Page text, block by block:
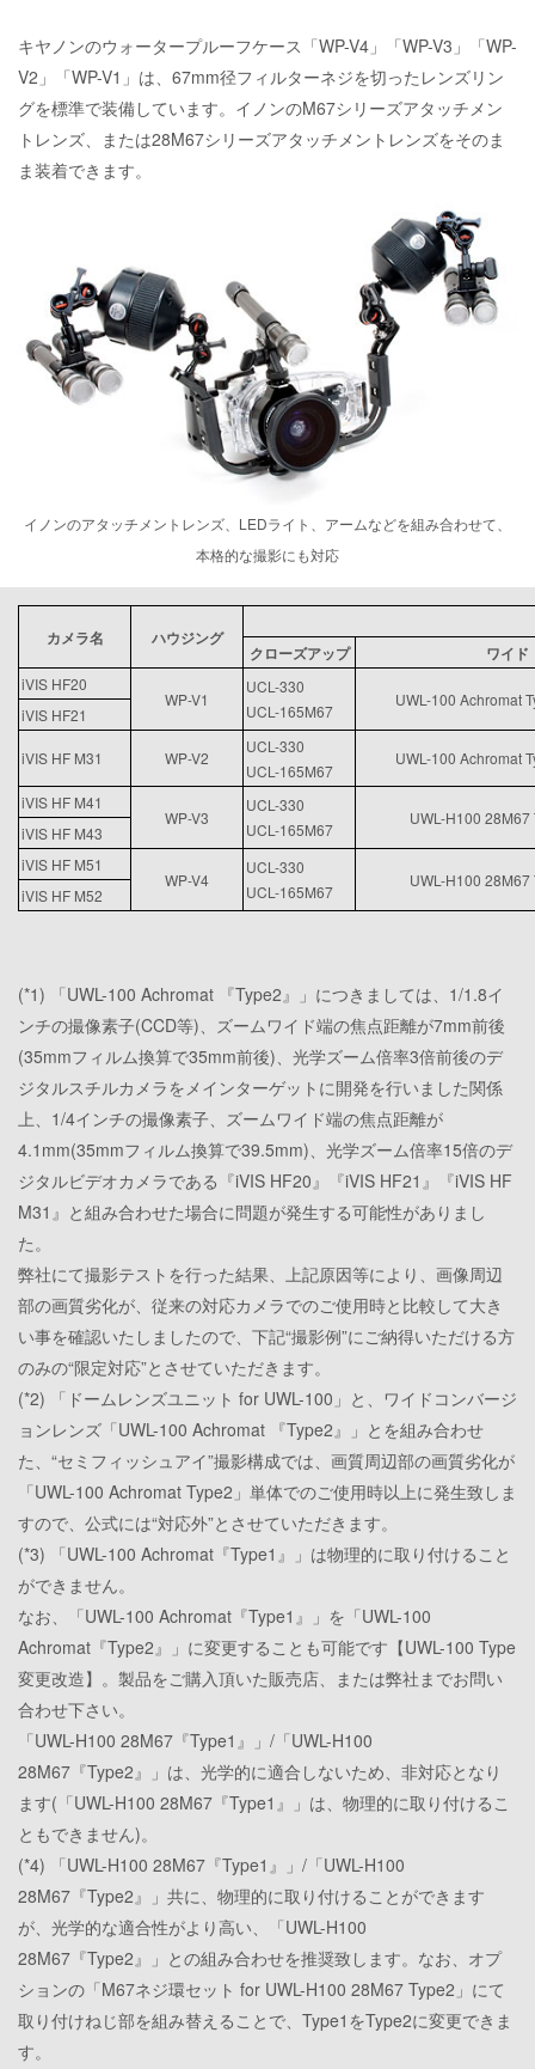
キヤノンのウォータープルーフケース「WP-V4」「WP-V3」「WP-
V2」「WP-V1」は、67mm径フィルターネジを切ったレンズリン
グを標準で装備しています。イノンのM67シリーズアタッチメン
トレンズ、または28M67シリーズアタッチメントレンズをそのま
ま装着できます。
イノンのアタッチメントレンズ、LEDライト、アームなどを組み合わせて、
本格的な撮影にも対応
カメラ名 ハウジング
クローズアップ ワイド
iVIS HF20
WP-V1
UCL-330
UCL-165M67
UWL-100 Achromat
iVIS HF21
iVIS HF M31 WP-V2
UCL-330
UCL-165M67
UWL-100 Achromat
iVIS HF M41
WP-V3
UCL-330
UCL-165M67
UWL-H100
iVIS HF M43
iVIS HF M51
WP-V4
UCL-330
UCL-165M67
UWL-H100
iVIS HF M52
(*1) 「UWL-100 Achromat 『Type2』」につきましては、1/1.8イ
ンチの撮像素子(CCD等)、ズームワイド端の焦点距離が7mm前後
(35mmフィルム換算で35mm前後)、光学ズーム倍率3倍前後のデ
ジタルスチルカメラをメインターゲットに開発を行いました関係
上、1/4インチの撮像素子、ズームワイド端の焦点距離が
4.1mm(35mmフィルム換算で39.5mm)、光学ズーム倍率15倍のデ
ジタルビデオカメラである『iVIS HF20』『iVIS HF21』『iVIS HF
M31』と組み合わせた場合に問題が発生する可能性がありまし
た。
弊社にて撮影テストを行った結果、上記原因等により、画像周辺
部の画質劣化が、従来の対応カメラでのご使用時と比較して大き
い事を確認いたしましたので、下記“撮影例”にご納得いただける方
のみの“限定対応”とさせていただきます。
(*2) 「ドームレンズユニット for UWL-100」と、ワイドコンバージ
ョンレンズ「UWL-100 Achromat 『Type2』」とを組み合わせ
た、“セミフィッシュアイ”撮影構成では、画質周辺部の画質劣化が
「UWL-100 Achromat Type2」単体でのご使用時以上に発生致しま
すので、公式には“対応外”とさせていただきます。
(*3) 「UWL-100 Achromat『Type1』」は物理的に取り付けること
ができません。
なお、「UWL-100 Achromat『Type1』」を「UWL-100
Achromat『Type2』」に変更することも可能です【UWL-100 Type
変更改造】。製品をご購入頂いた販売店、または弊社までお問い
合わせ下さい。
「UWL-H100 28M67『Type1』」/「UWL-H100
28M67『Type2』」は、光学的に適合しないため、非対応となり
ます(「UWL-H100 28M67『Type1』」は、物理的に取り付けるこ
ともできません)。
(*4) 「UWL-H100 28M67『Type1』」/「UWL-H100
28M67『Type2』」共に、物理的に取り付けることができます
が、光学的な適合性がより高い、「UWL-H100
28M67『Type2』」との組み合わせを推奨致します。なお、オプ
ションの「M67ネジ環セット for UWL-H100 28M67 Type2」にて
取り付けねじ部を組み替えることで、Type1をType2に変更できま
す。